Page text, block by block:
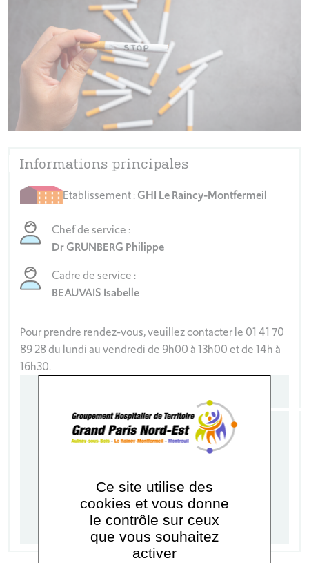
Informations principales
Etablissement :GHI Le Raincy-Montfermeil
Chef de service :
Dr GRUNBERG Philippe
Cadre de service :
BEAUVAIS Isabelle
Pour prendre rendez-vous, veuillez contacter le 01 41 70
89 28 du lundi au vendredi de 9h00 à 13h00 et de 14h à
16h30.
Secrétariat
Le secrétariat est ouvert du lundi au
vendredi de 9h00 à 13h00 et de 14h à
16h30.
Ce site utilise des
cookies et vous donne
le contrôle sur ceux
que vous souhaitez
activer